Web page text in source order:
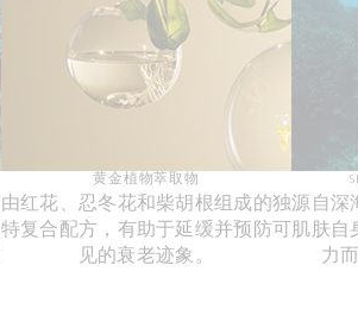
黄金植物萃取物
由红花、忍冬花和柴胡根组成的独
特复合配方，有助于延缓并预防可
见的衰老迹象。
源自深
肌肤自
力